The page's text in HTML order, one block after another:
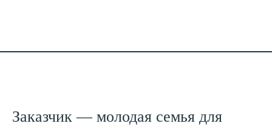
Заказчик — молодая семья для